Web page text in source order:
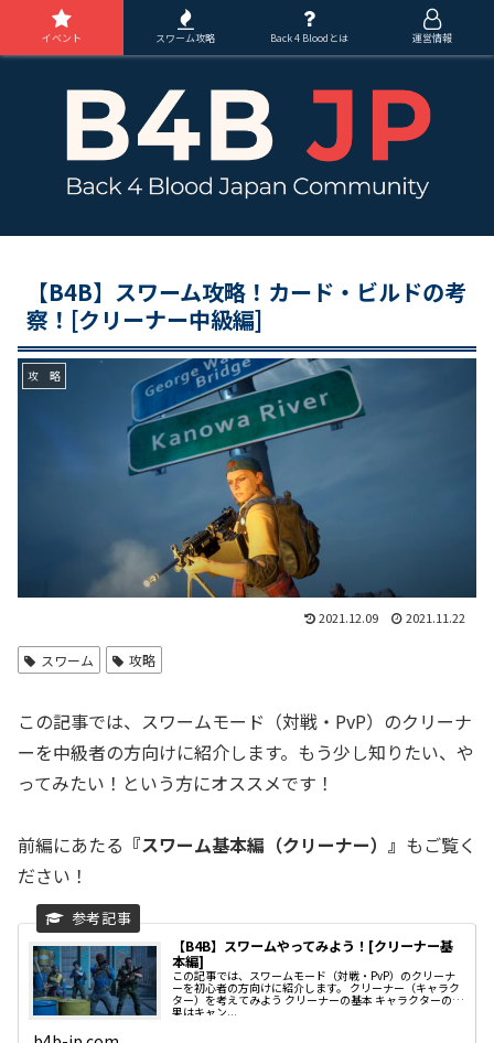
【B4B】スワーム攻略！カード・ビルドの考
察！[クリーナー中級編]
攻 略
2021.12.09 2021.11.22
スワーム 攻略
この記事では、スワームモード（対戦・PvP）のクリーナ
ーを中級者の方向けに紹介します。もう少し知りたい、や
ってみたい！という方にオススメです！
前編にあたる 『スワーム基本編（クリーナー）』 もご覧く
ださい！
【B4B】スワームやってみよう！[クリーナー基
本編]
この記事では、スワームモード（対戦・PvP）のクリーナ
ーを初心者の方向けに紹介します。 クリーナー（キャラク
ター）を考えてみよう クリーナーの基本 キャラクターの効
果はキャン...
イベント スワーム攻略 Back 4 Bloodとは 運営情報